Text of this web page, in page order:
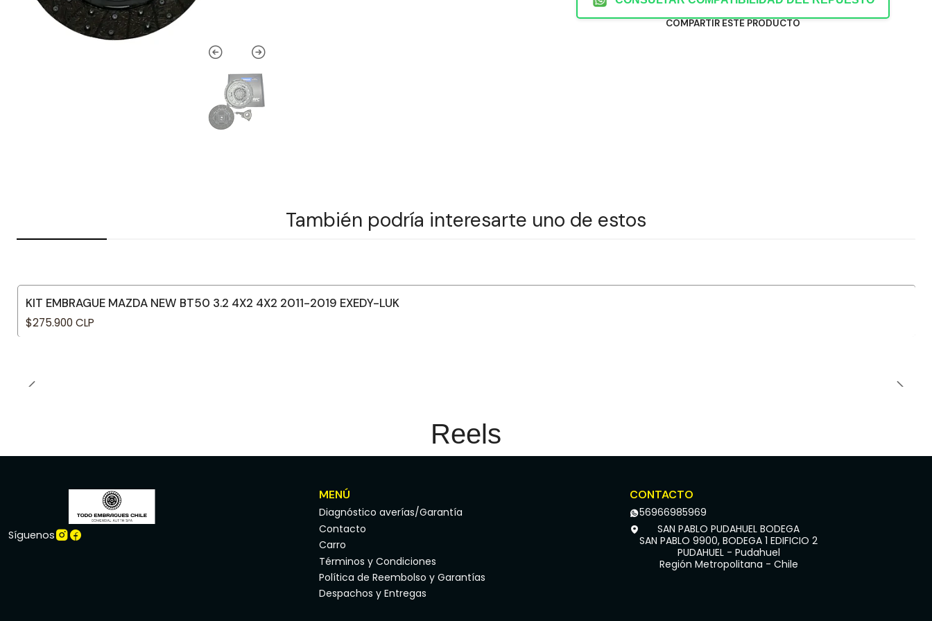
COMPARTIR ESTE PRODUCTO
También podría interesarte uno de estos
KIT EMBRAGUE MAZDA NEW BT50 3.2 4X2 4X2 2011-2019 EXEDY-LUK
$275.900 CLP
Reels
Síguenos
MENÚ
Diagnóstico averías/Garantía
Contacto
Carro
Términos y Condiciones
Política de Reembolso y Garantías
Despachos y Entregas
CONTACTO
56966985969
SAN PABLO PUDAHUEL BODEGA
SAN PABLO 9900, BODEGA 1 EDIFICIO 2
PUDAHUEL - Pudahuel
Región Metropolitana - Chile